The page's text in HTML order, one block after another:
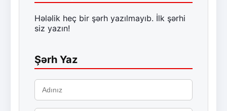
Hələlik heç bir şərh yazılmayıb. İlk şərhi
siz yazın!
Şərh Yaz